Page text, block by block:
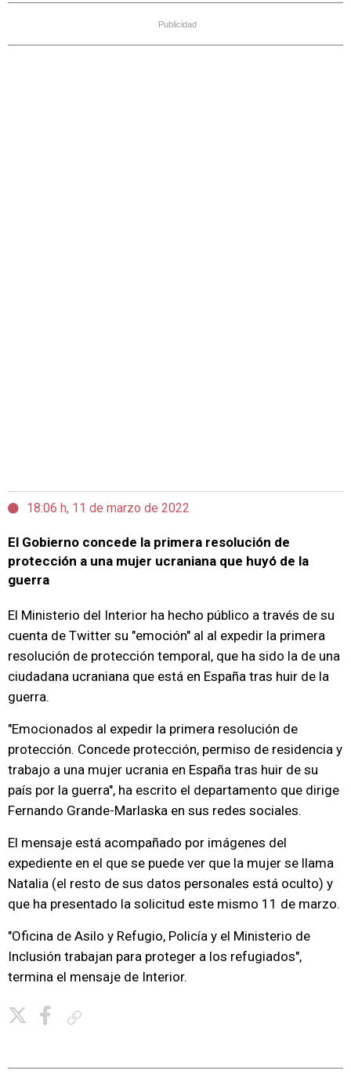
Publicidad
18:06 h, 11 de marzo de 2022
El Gobierno concede la primera resolución de
protección a una mujer ucraniana que huyó de la
guerra
El Ministerio del Interior ha hecho público a través de su
cuenta de Twitter su "emoción" al al expedir la primera
resolución de protección temporal, que ha sido la de una
ciudadana ucraniana que está en España tras huir de la
guerra.
"Emocionados al expedir la primera resolución de
protección. Concede protección, permiso de residencia y
trabajo a una mujer ucrania en España tras huir de su
país por la guerra", ha escrito el departamento que dirige
Fernando Grande-Marlaska en sus redes sociales.
El mensaje está acompañado por imágenes del
expediente en el que se puede ver que la mujer se llama
Natalia (el resto de sus datos personales está oculto) y
que ha presentado la solicitud este mismo 11 de marzo.
"Oficina de Asilo y Refugio, Policía y el Ministerio de
Inclusión trabajan para proteger a los refugiados",
termina el mensaje de Interior.